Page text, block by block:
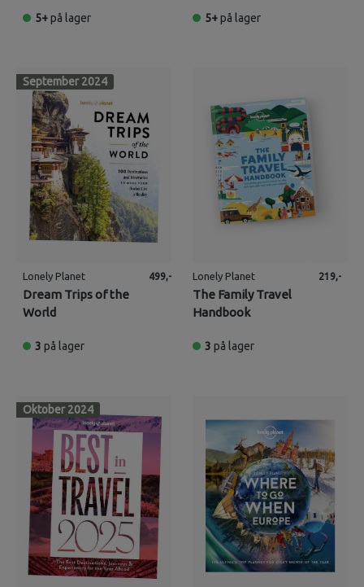
5+på lager 5+på lager
September 2024
Lonely Planet
Dream Trips of the
World
499,-
3 på lager
Lonely Planet
The Family Travel
Handbook
219,-
3 på lager
Oktober 2024